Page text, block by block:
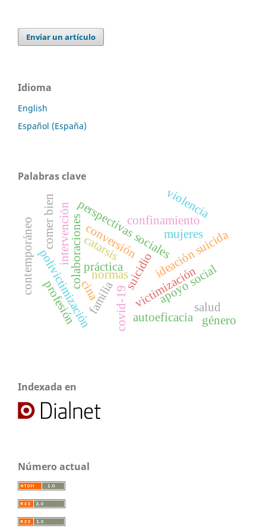
Enviar un artículo
Idioma
English
Español (España)
Palabras clave
normas
colaboracionesperspectivas sociales
victimización
polivictimización suicidio
covid-19
confinamiento
ideación suicida
autoeficacia
apoyo social
catarsis
conversión
familia
violencia
intervención
práctica
contemporáneo
salud
género
mujeres
profesión
comer bien
cina
Indexada en
Número actual